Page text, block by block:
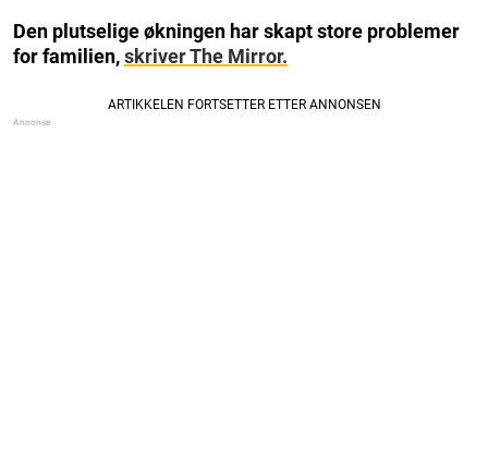
Den plutselige økningen har skapt store problemer
for familien,skriver The Mirror.